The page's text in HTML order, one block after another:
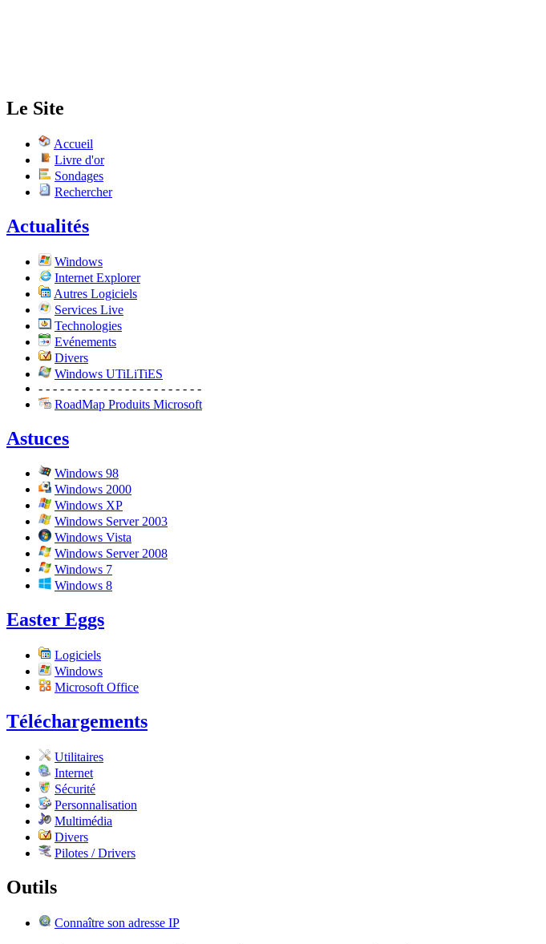
Le Site
Accueil
Livre d'or
Sondages
Rechercher
Actualités
Windows
Internet Explorer
Autres Logiciels
Services Live
Technologies
Evénements
Divers
Windows UTiLiTiES
- - - - - - - - - - - - - - - - - - - - - - -
RoadMap Produits Microsoft
Astuces
Windows 98
Windows 2000
Windows XP
Windows Server 2003
Windows Vista
Windows Server 2008
Windows 7
Windows 8
Easter Eggs
Logiciels
Windows
Microsoft Office
Téléchargements
Utilitaires
Internet
Sécurité
Personnalisation
Multimédia
Divers
Pilotes / Drivers
Outils
Connaître son adresse IP